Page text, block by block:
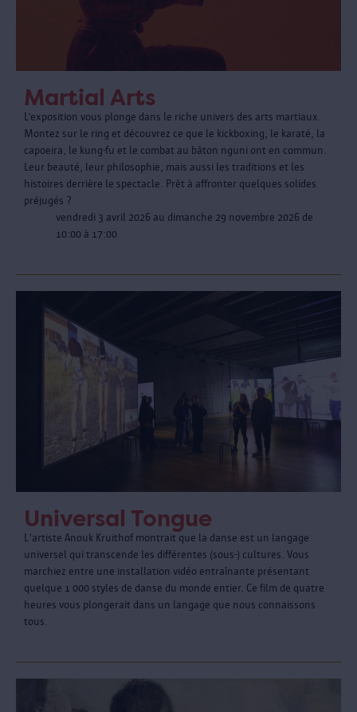
Martial Arts
L’exposition vous plonge dans le riche univers des arts martiaux.
Montez sur le ring et découvrez ce que le kickboxing, le karaté, la
capoeira, le kung-fu et le combat au bâton nguni ont en commun.
Leur beauté, leur philosophie, mais aussi les traditions et les
histoires derrière le spectacle. Prêt à affronter quelques solides
préjugés ?
vendredi 3 avril 2026 au dimanche 29 novembre 2026 de
10:00 à 17:00
Universal Tongue
L'artiste Anouk Kruithof montrait que la danse est un langage
universel qui transcende les différentes (sous-) cultures. Vous
marchiez entre une installation vidéo entraînante présentant
quelque 1 000 styles de danse du monde entier. Ce film de quatre
heures vous plongerait dans un langage que nous connaissons
tous.